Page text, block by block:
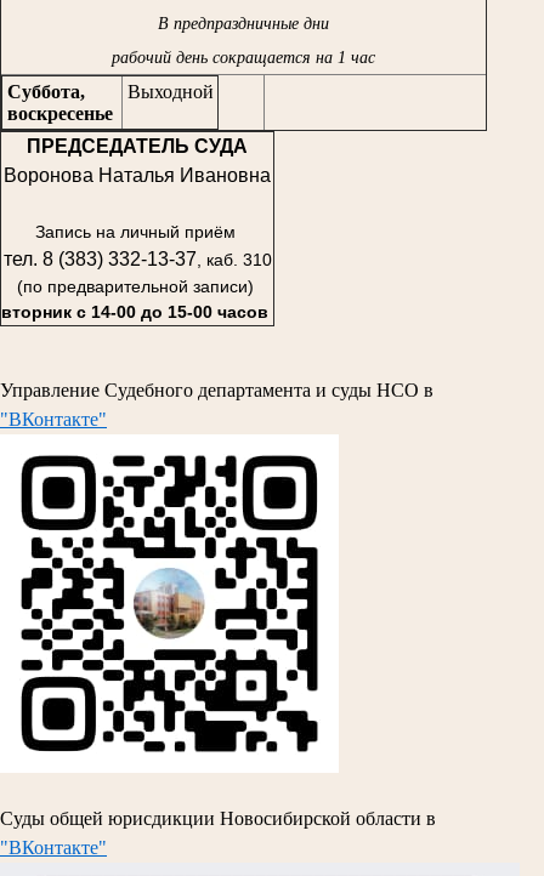
В предпраздничные дни
рабочий день сокращается на 1 час
Суббота,
воскресенье
Выходной
ПРЕДСЕДАТЕЛЬ СУДА
Воронова Наталья Ивановна
Запись на личный приём
тел. 8 (383) 332-13-37 , каб. 310
(по предварительной записи)
вторник с 14-00 до 15-00 часов
Управление Судебного департамента и суды НСО в
"ВКонтакте"
Суды общей юрисдикции Новосибирской области в
"ВКонтакте"